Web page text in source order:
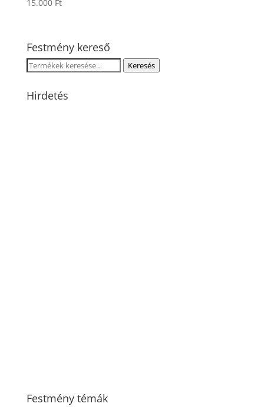
15.000 Ft
Festmény kereső
Keresés
következőre:
Keresés
Hirdetés
Festmény témák